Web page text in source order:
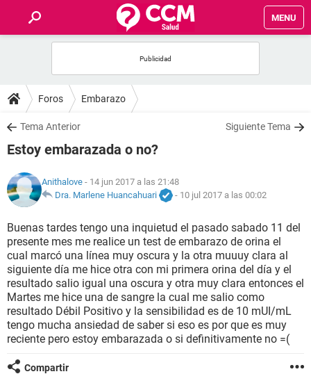
MENU
FOROS
SALUD
FAMILIA
NUTRICIÓN
BIENESTAR
SEXUALIDAD
GLOSARIO
Foros Embarazo
Tema Anterior Siguiente Tema
Estoy embarazada o no?
Anithalove - 14 jun 2017 a las 21:48
Dra. Marlene Huancahuari
- 10 jul 2017 a las 00:02
Buenas tardes tengo una inquietud el pasado sabado 11 del
presente mes me realice un test de embarazo de orina el
cual marcó una línea muy oscura y la otra muuuy clara al
siguiente día me hice otra con mi primera orina del día y el
resultado salio igual una oscura y otra muy clara entonces el
Martes me hice una de sangre la cual me salio como
resultado Débil Positivo y la sensibilidad es de 10 mUI/mL
tengo mucha ansiedad de saber si eso es por que es muy
reciente pero estoy embarazada o si definitivamente no =(
Compartir